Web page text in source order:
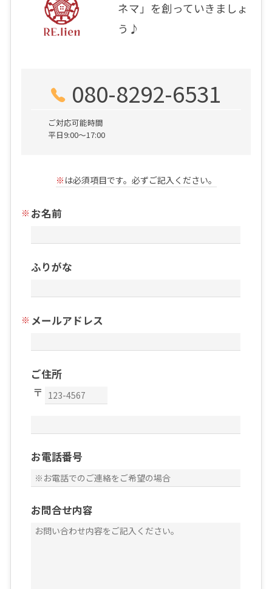
ネマ」を創っていきましょ
う♪
080-8292-6531
ご対応可能時間
平日9:00～17:00
※ は必須項目です。必ずご記入ください。
お名前
ふりがな
メールアドレス
ご住所
お電話番号
お問合せ内容